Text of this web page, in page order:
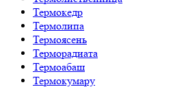
Термокедр
Термолипа
Термоясень
Терморадиата
Термоабаш
Термокумару